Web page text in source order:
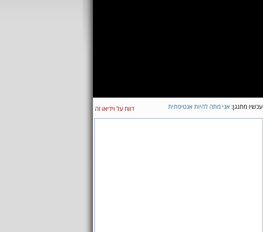
עכשיו מתנגן: אני מתה להיות אנטיפתית דווח על וידיאו זה